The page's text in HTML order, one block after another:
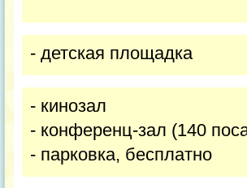
- детская площадка
- кинозал
- конференц-зал (140
- парковка, бесплатно